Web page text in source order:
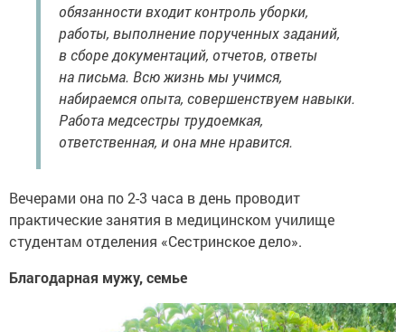
обязанности входит контроль уборки,
работы, выполнение порученных заданий,
в сборе документаций, отчетов, ответы
на письма. Всю жизнь мы учимся,
набираемся опыта, совершенствуем навыки.
Работа медсестры трудоемкая,
ответственная, и она мне нравится.
Вечерами она по 2-3 часа в день проводит
практические занятия в медицинском училище
студентам отделения «Сестринское дело».
Благодарная мужу, семье